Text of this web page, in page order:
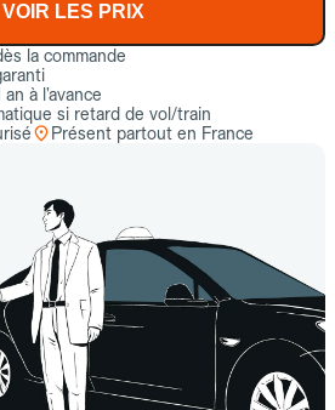
VOIR LES PRIX
la commande
à l’avance
si retard de vol/train
Présent partout en France